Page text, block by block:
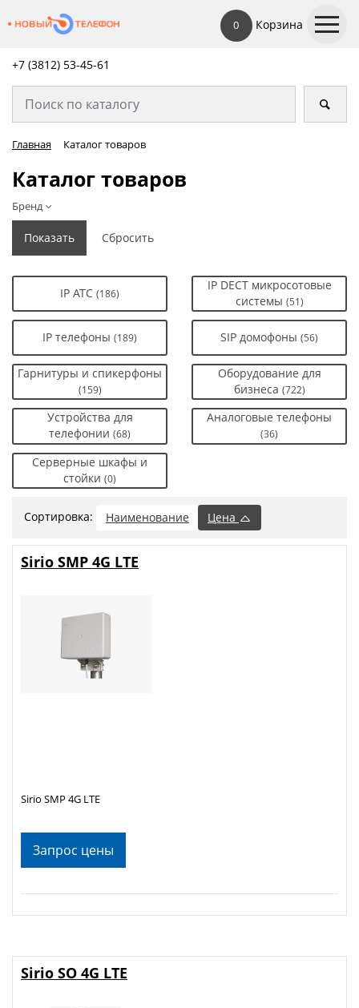
0 Корзина
+7 (3812) 53-45-61
Главная Каталог товаров
Каталог товаров
Бренд
IP АТС (186)
IP DECT микросотовые
системы (51)
IP телефоны (189) SIP домофоны (56)
Гарнитуры и спикерфоны
(159)
Оборудование для
бизнеса (722)
Устройства для
телефонии (68)
Аналоговые телефоны
(36)
Серверные шкафы и
стойки (0)
Сортировка: Наименование Цена
Запрос цены
Sirio SMP 4G LTE
Sirio SMP 4G LTE
Sirio SO 4G LTE